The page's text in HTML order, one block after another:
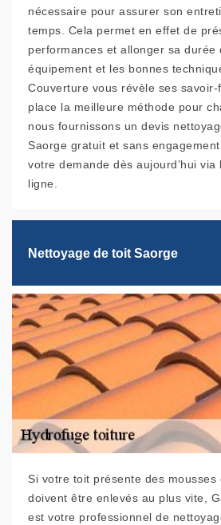
nécessaire pour assurer son
temps. Cela permet en effet de
performances et allonger sa durée
équipement et les bonnes
Couverture vous révèle ses
place la meilleure méthode pour
nous fournissons un devis
Saorge gratuit et sans
votre demande dès aujourd’hui
ligne.
Nettoyage de toit Saorge
Si votre toit présente des mousses
doivent être enlevés au plus vite,
est votre professionnel de